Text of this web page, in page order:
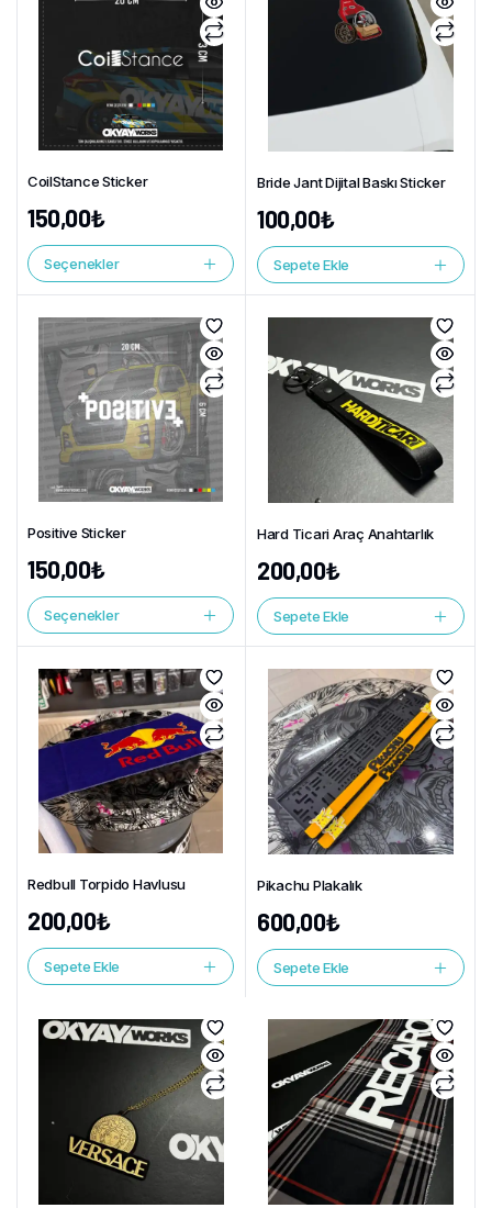
CoilStance Sticker
150,00₺
Seçenekler
Bride Jant Dijital Baskı Sticker
100,00₺
Sepete Ekle
Positive Sticker
150,00₺
Seçenekler
Hard Ticari Araç Anahtarlık
200,00₺
Sepete Ekle
Redbull Torpido Havlusu
200,00₺
Sepete Ekle
Pikachu Plakalık
600,00₺
Sepete Ekle